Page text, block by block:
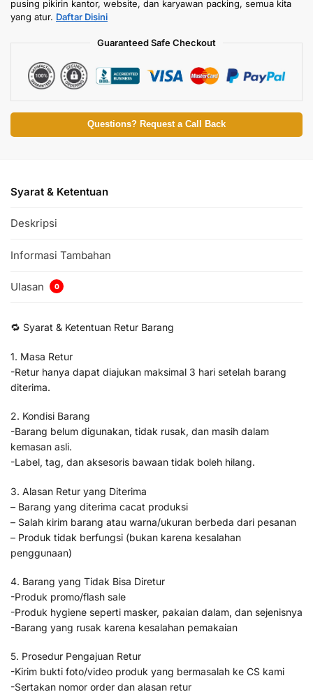
pusing pikirin kantor, website, dan karyawan packing, semua kita
yang atur. Daftar Disini
Guaranteed Safe Checkout
Questions? Request a Call Back
Syarat & Ketentuan
Deskripsi
Informasi Tambahan
Ulasan 0
🔁 Syarat & Ketentuan Retur Barang
1. Masa Retur
-Retur hanya dapat diajukan maksimal 3 hari setelah barang
diterima.
2. Kondisi Barang
-Barang belum digunakan, tidak rusak, dan masih dalam
kemasan asli.
-Label, tag, dan aksesoris bawaan tidak boleh hilang.
3. Alasan Retur yang Diterima
– Barang yang diterima cacat produksi
– Salah kirim barang atau warna/ukuran berbeda dari pesanan
– Produk tidak berfungsi (bukan karena kesalahan
penggunaan)
4. Barang yang Tidak Bisa Diretur
-Produk promo/flash sale
-Produk hygiene seperti masker, pakaian dalam, dan sejenisnya
-Barang yang rusak karena kesalahan pemakaian
5. Prosedur Pengajuan Retur
-Kirim bukti foto/video produk yang bermasalah ke CS kami
-Sertakan nomor order dan alasan retur